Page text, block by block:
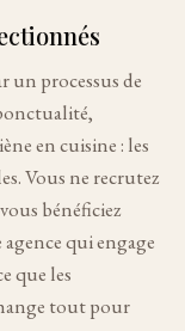
un processus de
en cuisine : les
Vous ne recrutez
bénéficiez
qui engage
que les
tout pour